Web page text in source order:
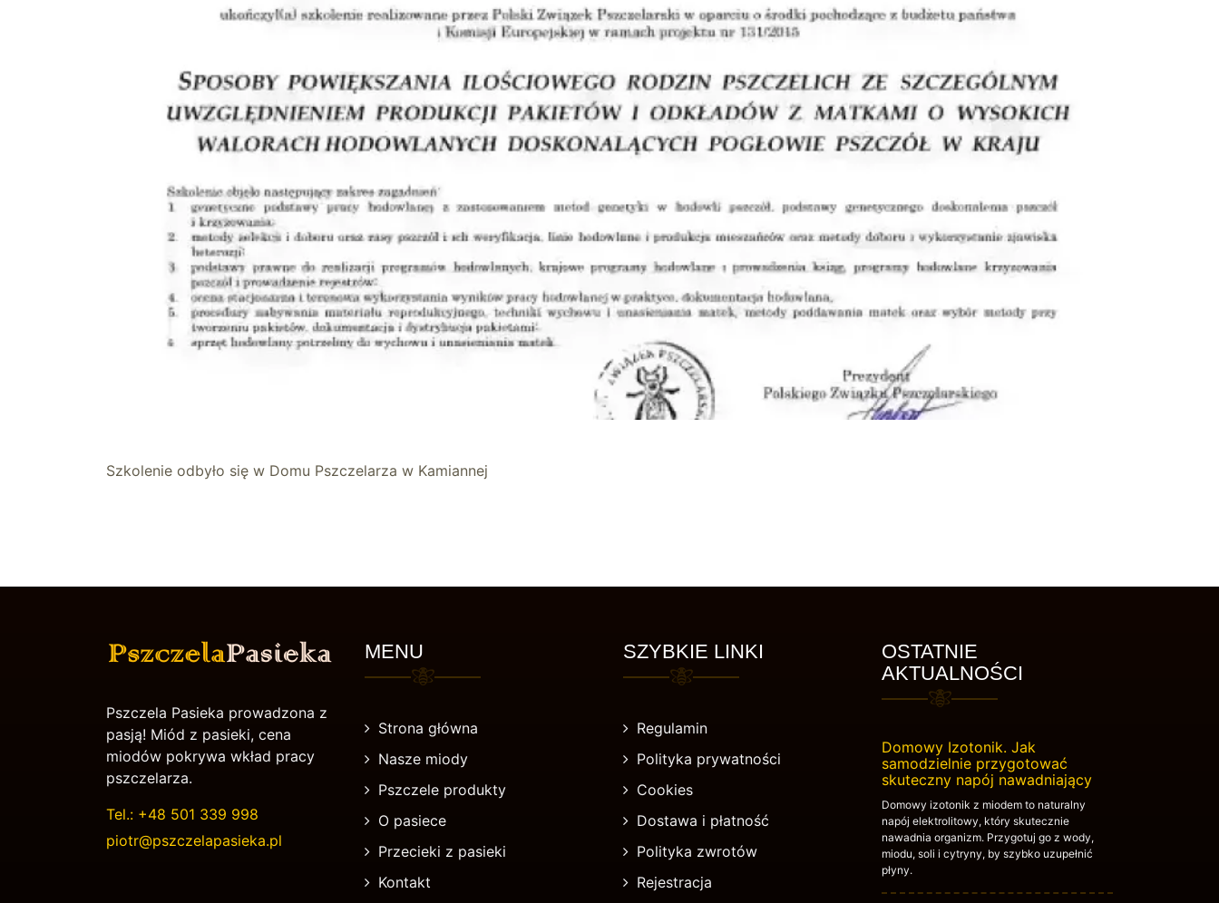
Szkolenie odbyło się w Domu Pszczelarza w Kamiannej
Pszczela Pasieka prowadzona z
pasją! Miód z pasieki, cena
miodów pokrywa wkład pracy
pszczelarza.
Tel.: +48 501 339 998
piotr@pszczelapasieka.pl
MENU
Strona główna
Nasze miody
Pszczele produkty
O pasiece
Przecieki z pasieki
Kontakt
SZYBKIE LINKI
Regulamin
Polityka prywatności
Cookies
Dostawa i płatność
Polityka zwrotów
Rejestracja
OSTATNIE
AKTUALNOŚCI
Domowy Izotonik. Jak
samodzielnie przygotować
skuteczny napój nawadniający
Domowy izotonik z miodem to naturalny
napój elektrolitowy, który skutecznie
nawadnia organizm. Przygotuj go z wody,
miodu, soli i cytryny, by szybko uzupełnić
płyny.